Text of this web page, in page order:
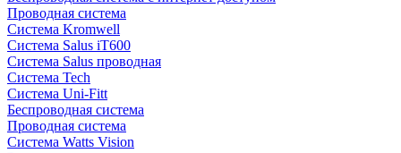
Проводная система
Система Kromwell
Система Salus iT600
Система Salus проводная
Система Tech
Система Uni-Fitt
Беспроводная система
Проводная система
Система Watts Vision